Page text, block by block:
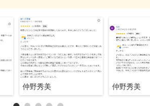
仲野秀美 仲野秀美